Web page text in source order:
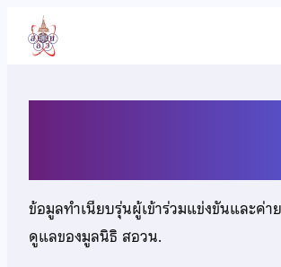
เนื้อหา
ข้อมูลทำเนียบรุ่นผู้เข้าร่วมแข่งขันและค่า
ดูแลของมูลนิธิ สอวน.